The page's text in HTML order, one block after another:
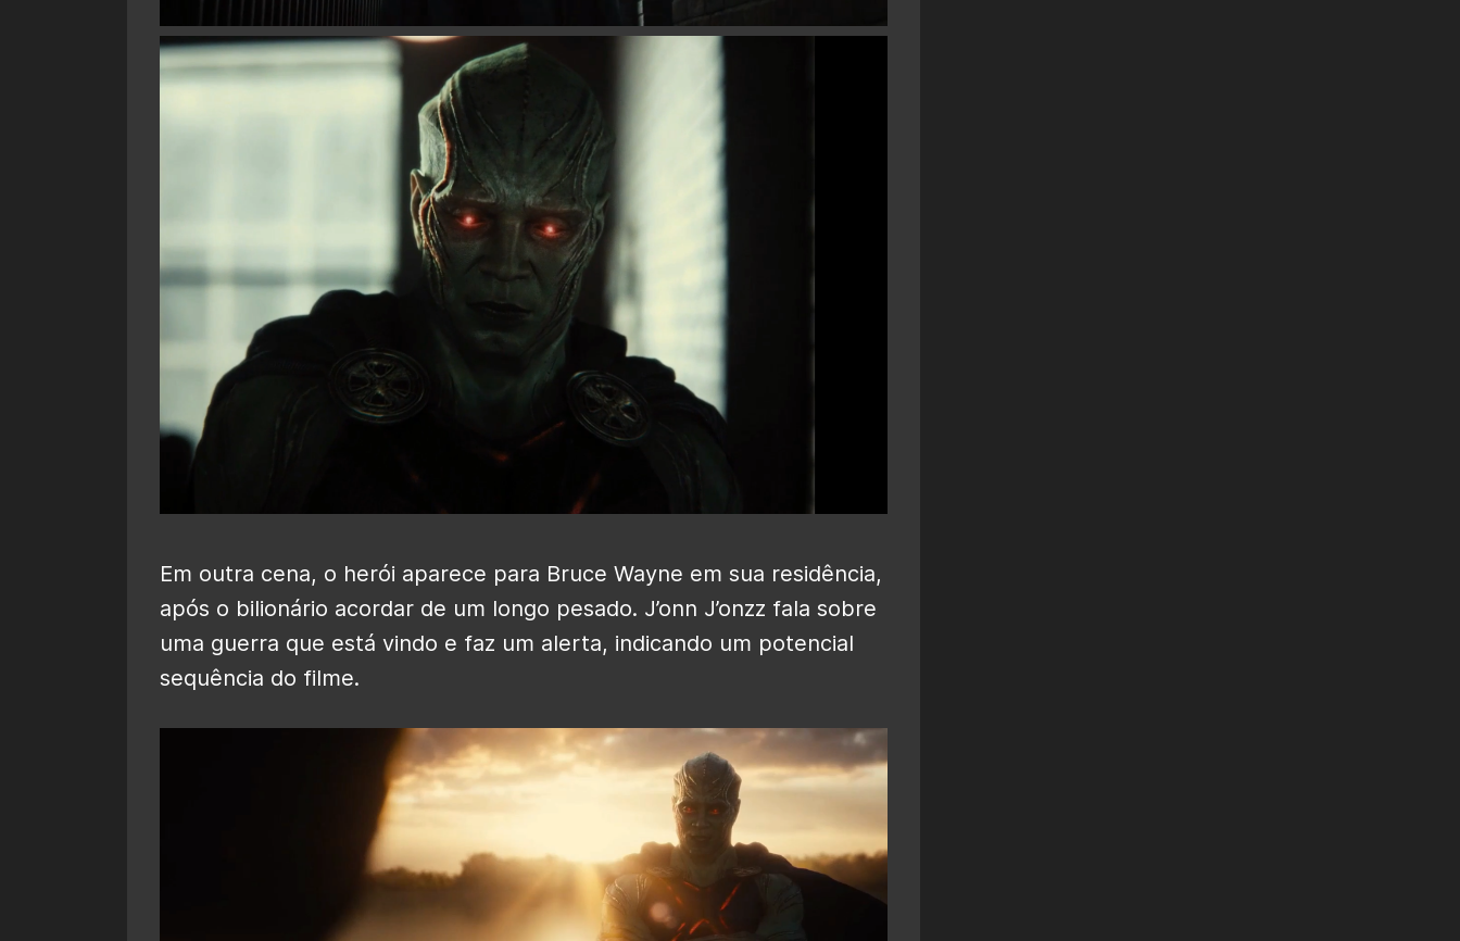
Em outra cena, o herói aparece para Bruce Wayne em sua residência,
após o bilionário acordar de um longo pesado. J’onn J’onzz fala sobre
uma guerra que está vindo e faz um alerta, indicando um potencial
sequência do filme.